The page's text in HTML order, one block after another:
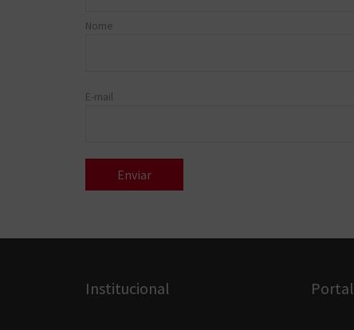
Nome
E-mail
Institucional Portal